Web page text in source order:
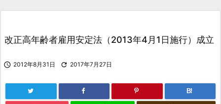
改正高年齢者雇用安定法（2013年4月1日施行）成立
 2012年8月31日  2017年7月27日
B!